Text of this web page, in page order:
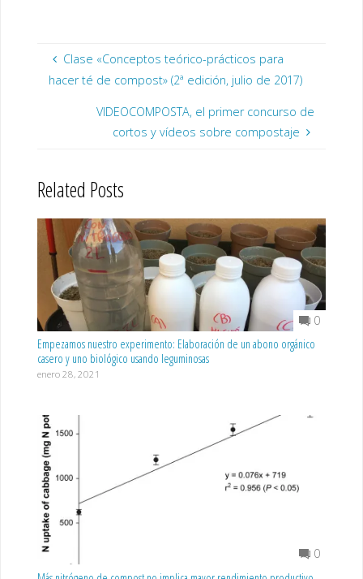
Clase «Conceptos teórico-prácticos para
hacer té de compost» (2ª edición, julio de 2017)
VIDEOCOMPOSTA, el primer concurso de
cortos y vídeos sobre compostaje
Related Posts
0
Empezamos nuestro experimento: Elaboración de un abono orgánico
casero y uno biológico usando leguminosas
enero 28, 2021
0